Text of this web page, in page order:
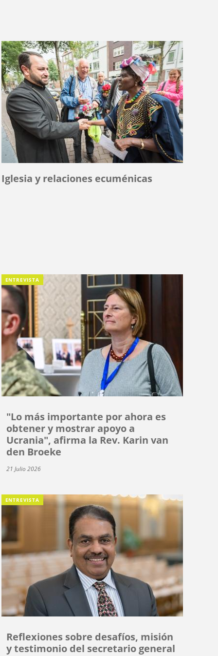
Iglesia y relaciones ecuménicas
ENTREVISTA
"Lo más importante por ahora es
obtener y mostrar apoyo a
Ucrania", afirma la Rev. Karin van
den Broeke
21 Julio 2026
ENTREVISTA
Reflexiones sobre desafíos, misión
y testimonio del secretario general